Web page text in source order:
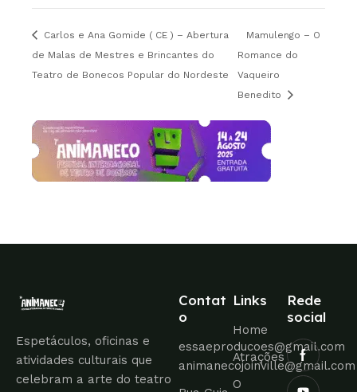
Carlos e Ana Gomide ( CE ) – Abertura
de Malas de Mestres e Brincantes do
Teatro de Bonecos Popular do Nordeste
Mamulengo – O
Romance do
Vaqueiro
Benedito
Espetáculos, oficinas e
atividades culturais que
celebram a arte do teatro
Contat
o
essaeproducoes@gmail.com
animanecojoinville@gmail.com
Links
Home
Atrações
O
Rede
social